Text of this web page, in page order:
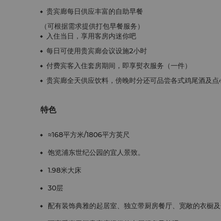
贵宾廊每日供应丰富的自助早餐
（可根据需求提供打包早餐服务）
入住当日，享用客房内迷你吧
每日可使用贵宾廊会议设施2小时
付费宾客入住套房期间，即享熨衣服务（一件）
贵宾廊全天供应饮料，傍晚时分还可品尝各式鸡尾酒及点
特色
≈168平方米/1806平方英尺
饱览浦东世纪公园的宜人景致。
1.98米大床
30层
配有装饰典雅的起居室、独立带厨房餐厅、宽敞的衣橱及